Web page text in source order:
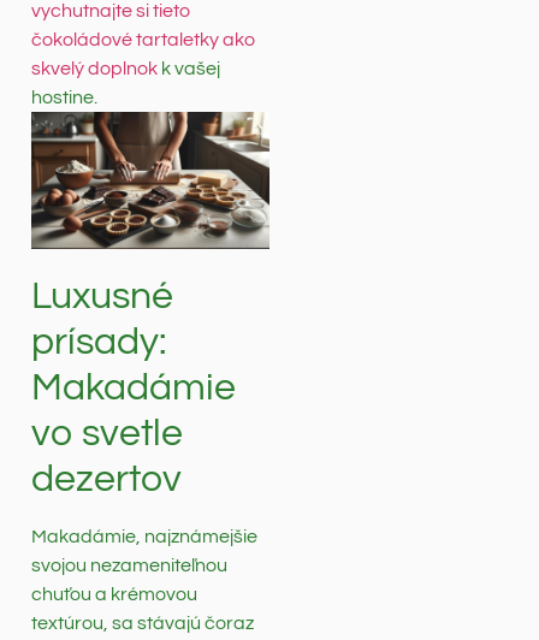
vychutnajte si tieto
čokoládové tartaletky ako
skvelý doplnok k vašej
hostine.
Luxusné
prísady:
Makadámie
vo svetle
dezertov
Makadámie, najznámejšie
svojou nezameniteľnou
chuťou a krémovou
textúrou, sa stávajú čoraz